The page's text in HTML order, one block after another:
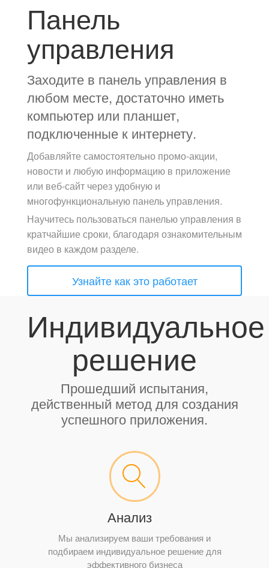
Панель
управления
Заходите в панель управления в
любом месте, достаточно иметь
компьютер или планшет,
подключенные к интернету.
Добавляйте самостоятельно промо-акции,
новости и любую информацию в приложение
или веб-сайт через удобную и
многофункциональную панель управления.
Научитесь пользоваться панелью управления в
кратчайшие сроки, благодаря ознакомительным
видео в каждом разделе.
Узнайте как это работает
Индивидуальное
решение
Прошедший испытания,
действенный метод для создания
успешного приложения.
Анализ
Мы анализируем ваши требования и
подбираем индивидуальное решение для
эффективного бизнеса